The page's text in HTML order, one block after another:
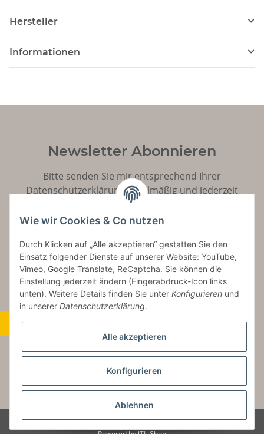
Hersteller
Informationen
Newsletter Abonnieren
Bitte senden Sie mir entsprechend Ihrer
Datenschutzerklärungregelmäßig und jederzeit
widerruflich Informationen zu Ihrem Produktsortiment
per E-Mail zu.
Abonnieren
Widerrufsbutton
* Alle Preise inkl. gesetzlicher USt., zzgl.Versand
© Copyright by Aurinum.de
Wie wir Cookies & Co nutzen
Durch Klicken auf „Alle akzeptieren“ gestatten Sie den
Einsatz folgender Dienste auf unserer Website: YouTube,
Vimeo, Google Translate, ReCaptcha. Sie können die
Einstellung jederzeit ändern (Fingerabdruck-Icon links
unten). Weitere Details finden Sie unter Konfigurieren und
in unserer Datenschutzerklärung.
Alle akzeptieren
Konfigurieren
Ablehnen